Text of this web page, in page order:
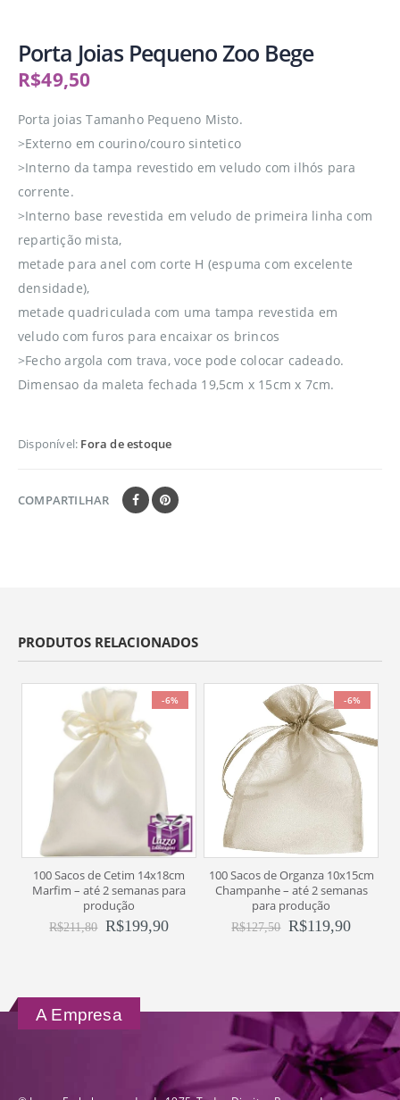
Porta Joias Pequeno Zoo Bege
R$49,50
Porta joias Tamanho Pequeno Misto.
>Externo em courino/couro sintetico
>Interno da tampa revestido em veludo com ilhós para
corrente.
>Interno base revestida em veludo de primeira linha com
repartição mista,
metade para anel com corte H (espuma com excelente
densidade),
metade quadriculada com uma tampa revestida em
veludo com furos para encaixar os brincos
>Fecho argola com trava, voce pode colocar cadeado.
Dimensao da maleta fechada 19,5cm x 15cm x 7cm.
Disponível: Fora de estoque
COMPARTILHAR
PRODUTOS RELACIONADOS
-6%
100 Sacos de Cetim 14x18cm
Marfim – até 2 semanas para
produção
R$211,80 R$199,90
-6%
100 Sacos de Organza 10x15cm
Champanhe – até 2 semanas
para produção
R$127,50 R$119,90
A Empresa